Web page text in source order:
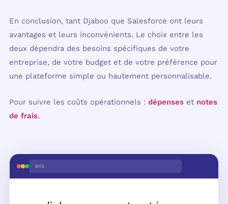
En conclusion, tant Djaboo que Salesforce ont leurs
avantages et leurs inconvénients. Le choix entre les
deux dépendra des besoins spécifiques de votre
entreprise, de votre budget et de votre préférence pour
une plateforme simple ou hautement personnalisable.
Pour suivre les coûts opérationnels : dépenses et notes
de frais.
avis